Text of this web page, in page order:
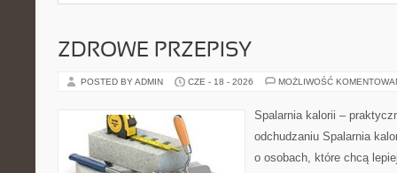
ZDROWE PRZEPISY
POSTED BY ADMIN CZE - 18 - 2026 MOŻLIWOŚĆ
Spalarnia kalorii –
odchudzaniu Spalarnia
o osobach, które chcą